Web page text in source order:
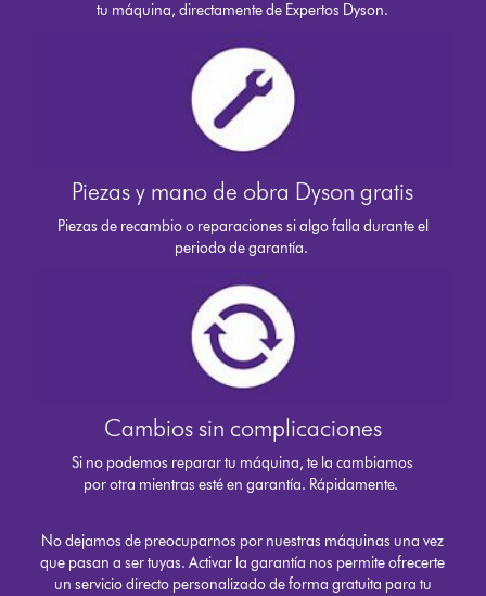
tu máquina, directamente de Expertos Dyson.
Piezas y mano de obra Dyson gratis
Piezas de recambio o reparaciones si algo falla durante el
periodo de garantía.
Cambios sin complicaciones
Si no podemos reparar tu máquina, te la cambiamos
por otra mientras esté en garantía. Rápidamente.
No dejamos de preocuparnos por nuestras máquinas una vez
que pasan a ser tuyas. Activar la garantía nos permite ofrecerte
un servicio directo personalizado de forma gratuita para tu